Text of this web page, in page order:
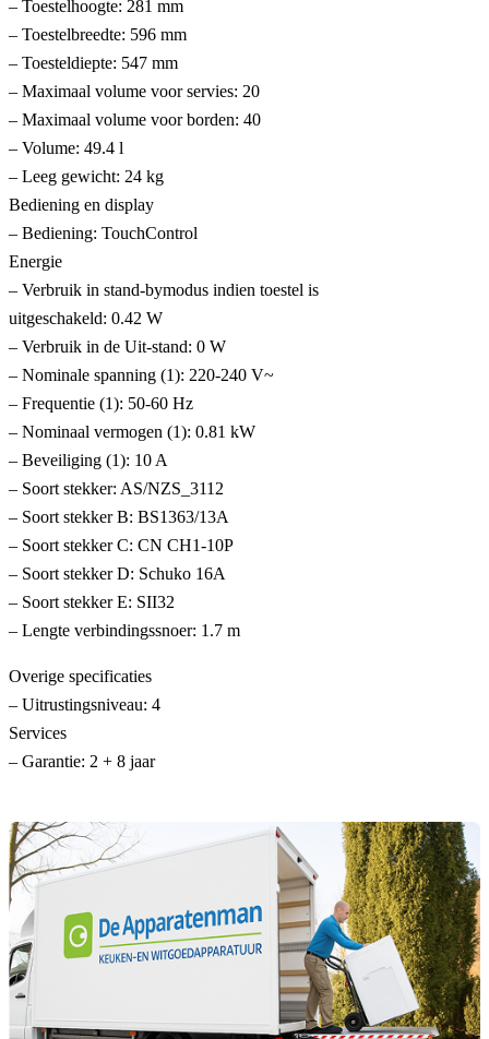
– Toestelhoogte: 281 mm
– Toestelbreedte: 596 mm
– Toesteldiepte: 547 mm
– Maximaal volume voor servies: 20
– Maximaal volume voor borden: 40
– Volume: 49.4 l
– Leeg gewicht: 24 kg
Bediening en display
– Bediening: TouchControl
Energie
– Verbruik in stand-bymodus indien toestel is
uitgeschakeld: 0.42 W
– Verbruik in de Uit-stand: 0 W
– Nominale spanning (1): 220-240 V~
– Frequentie (1): 50-60 Hz
– Nominaal vermogen (1): 0.81 kW
– Beveiliging (1): 10 A
– Soort stekker: AS/NZS_3112
– Soort stekker B: BS1363/13A
– Soort stekker C: CN CH1-10P
– Soort stekker D: Schuko 16A
– Soort stekker E: SII32
– Lengte verbindingssnoer: 1.7 m
Overige specificaties
– Uitrustingsniveau: 4
Services
– Garantie: 2 + 8 jaar